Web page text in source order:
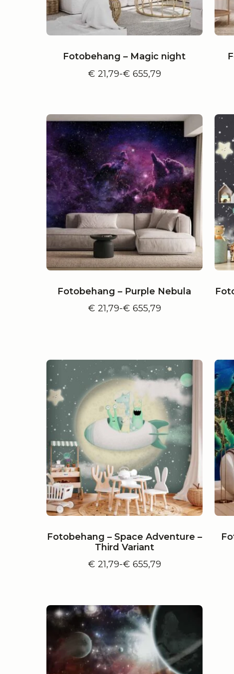
Fotobehang – Magic night
€ 21,79-€ 655,79
Prijsklasse:
Fotobehang – Purple Nebula
€ 21,79-€ 655,79
Prijsklasse:
Fotobehang – Space Adventure –
Third Variant
€ 21,79-€ 655,79
Prijsklasse: